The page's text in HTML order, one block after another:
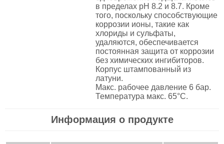
в пределах pH 8.2 и 8.7. Кроме
того, поскольку способствующие
коррозии ионы, такие как
хлориды и сульфаты,
удаляются, обеспечивается
постоянная защита от коррозии
без химических ингибиторов.
Корпус штампованный из
латуни.
Макс. рабочее давление 6 бар.
Температура макс. 65°C.
Информация о продукте